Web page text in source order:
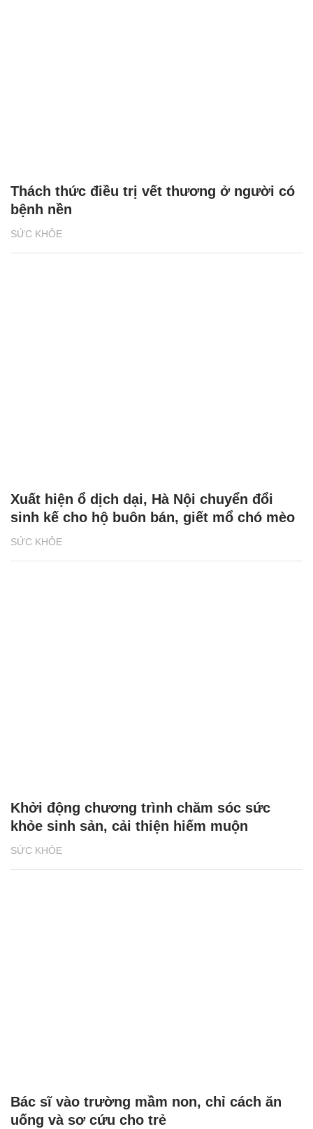
SỨC KHỎE
Thách thức điều trị vết thương ở người có
bệnh nền
SỨC KHỎE
Xuất hiện ổ dịch dại, Hà Nội chuyển đổi
sinh kế cho hộ buôn bán, giết mổ chó mèo
SỨC KHỎE
Khởi động chương trình chăm sóc sức
khỏe sinh sản, cải thiện hiếm muộn
Bác sĩ vào trường mầm non, chỉ cách ăn
uống và sơ cứu cho trẻ